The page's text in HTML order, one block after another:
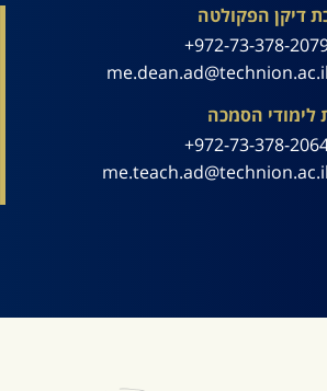
דיקן הפקולטה
972-73-378-
me.dean.ad@technion.ac.il
לימודי הסמכה
972-73-378-
me.teach.ad@technion.ac.il